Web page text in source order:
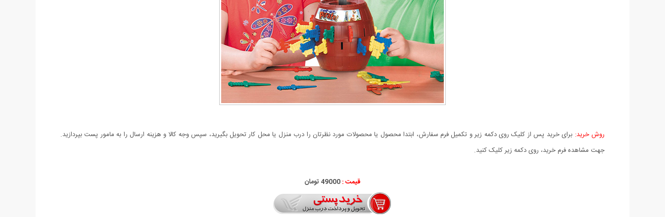
روش خرید: برای خرید پس از کلیک روی دکمه زیر و تکمیل فرم سفارش، ابتدا محصول یا محصولات مورد نظرتان را درب منزل یا محل کار تحویل بگیرید، سپس وجه کالا و هزینه ارسال را به مامور پست بپردازید.
جهت مشاهده فرم خرید، روی دکمه زیر کلیک کنید.
قیمت :49000 تومان